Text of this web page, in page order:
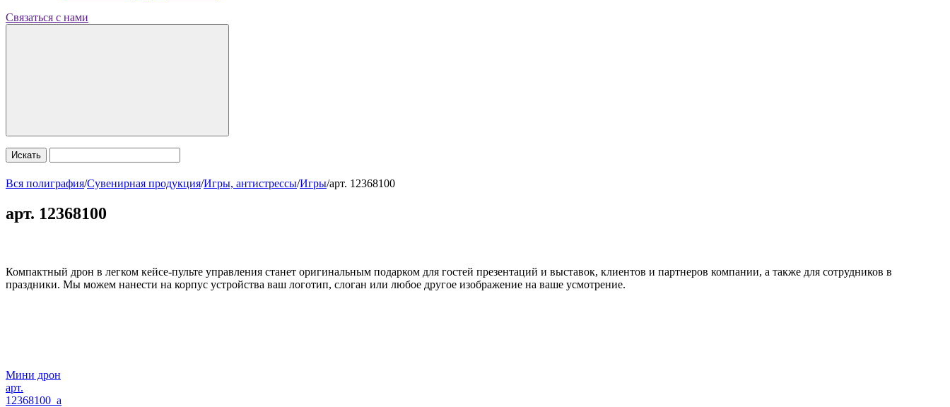
Связаться с нами
Искать
Вся полиграфия/Сувенирная продукция/Игры, антистрессы/Игры/арт. 12368100
арт. 12368100
Компактный дрон в легком кейсе-пульте управления станет оригинальным подарком для гостей презентаций и выставок, клиентов и партнеров компании, а также для сотрудников в
праздники. Мы можем нанести на корпус устройства ваш логотип, слоган или любое другое изображение на ваше усмотрение.
Мини дрон
арт.
12368100_a